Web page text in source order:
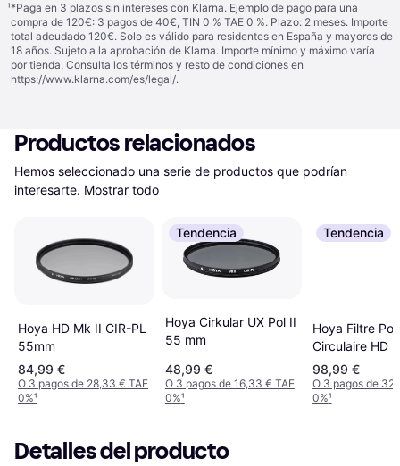
¹*Paga en 3 plazos sin intereses con Klarna. Ejemplo de pago para una
compra de 120€: 3 pagos de 40€, TIN 0 % TAE 0 %. Plazo: 2 meses. Importe
total adeudado 120€. Solo es válido para residentes en España y mayores de
18 años. Sujeto a la aprobación de Klarna. Importe mínimo y máximo varía
por tienda. Consulta los términos y resto de condiciones en
https://www.klarna.com/es/legal/.
Productos relacionados
Hemos seleccionado una serie de productos que podrían
interesarte. Mostrar todo
Hoya HD Mk II CIR-PL
55mm
84,99 €
O 3 pagos de 28,33 € TAE
0%¹
Tendencia
Hoya Cirkular UX Pol II
55 mm
48,99 €
O 3 pagos de 16,33 € TAE
0%¹
Tendencia
Hoya Filtre
Circulaire HD
MkII 55 mm
98,99 €
O 3 pagos de
0%¹
Detalles del producto